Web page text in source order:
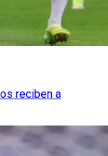
reciben a